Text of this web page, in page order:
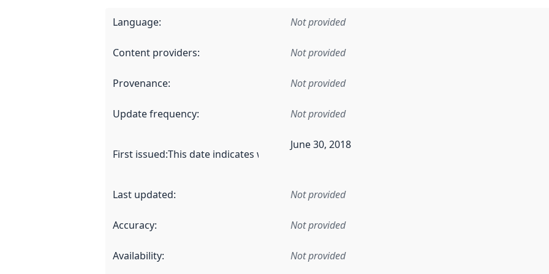
Language: Not provided
Content providers: Not provided
Provenance: Not provided
Update frequency: Not provided
First issued:This date indicates when the data in this dataset was first released. It may have
June 30, 2018
Last updated: Not provided
Accuracy: Not provided
Availability: Not provided